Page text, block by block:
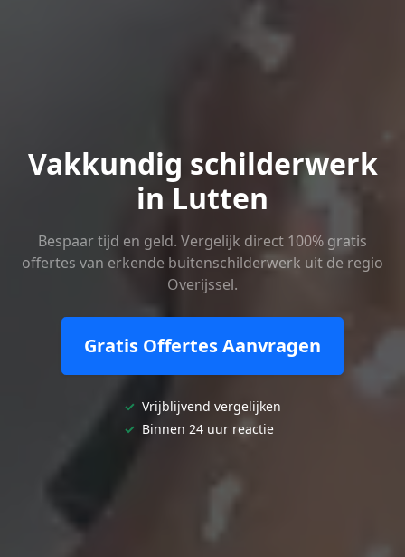
Vakkundig schilderwerk
in Lutten
Bespaar tijd en geld. Vergelijk direct 100% gratis
offertes van erkende buitenschilderwerk uit de regio
Overijssel.
Gratis Offertes Aanvragen
✓ Vrijblijvend vergelijken
✓ Binnen 24 uur reactie